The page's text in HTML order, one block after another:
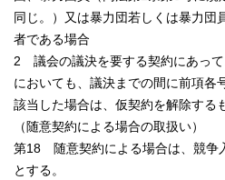
同じ。）又は暴力団若しくは暴力団
者である場合
2 議会の議決を要する契約にあっ
においても、議決までの間に前項各
該当した場合は、仮契約を解除する
（随意契約による場合の取扱い）
第18 随意契約による場合は、競争
とする。